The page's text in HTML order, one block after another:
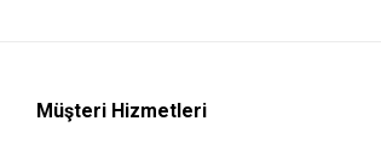
Müşteri Hizmetleri